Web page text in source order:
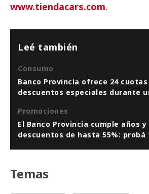
www.tiendacars.com.
Leé también
Consumo
Banco Provincia ofrece 24
descuentos especiales durante
Promociones
El Banco Provincia cumple años y
descuentos de hasta 55%:
Temas